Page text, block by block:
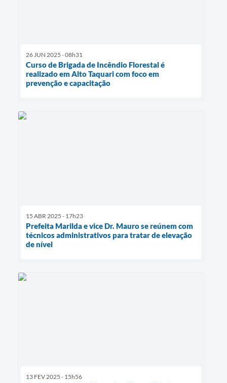
26 JUN 2025 - 08h31
Curso de Brigada de Incêndio Florestal é
realizado em Alto Taquari com foco em
prevenção e capacitação
15 ABR 2025 - 17h23
Prefeita Marilda e vice Dr. Mauro se reúnem com
técnicos administrativos para tratar de elevação
de nível
13 FEV 2025 - 15h56